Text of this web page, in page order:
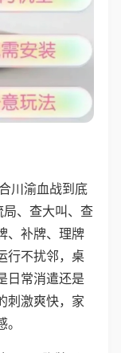
川渝血战到底
、查大叫、查
、补牌、理牌
行不扰邻，桌
日常消遣还是
刺激爽快，家